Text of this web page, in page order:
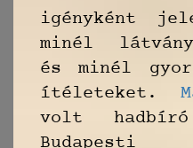
igényként
minél
és minél
ítéleteket.
volt